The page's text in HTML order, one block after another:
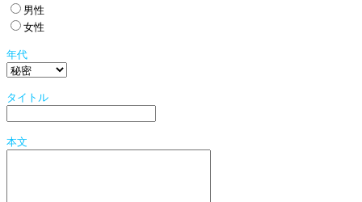
男性
女性
年代
タイトル
本文